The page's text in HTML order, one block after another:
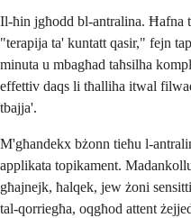
Il-ħin jgħodd bl-antralina. Ħafna
"terapija ta' kuntatt qasir," fejn
minuta u mbagħad taħsilha
effettiv daqs li tħalliha itwal
tbajja'.
M'għandekx bżonn tieħu l-
applikata topikament.
għajnejk, ħalqek, jew żoni
tal-qorriegħa, oqgħod attent